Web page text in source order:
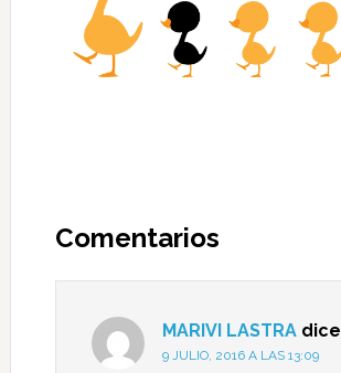
Comentarios
MARIVI LASTRA dice
9 JULIO, 2016 A LAS 13:09